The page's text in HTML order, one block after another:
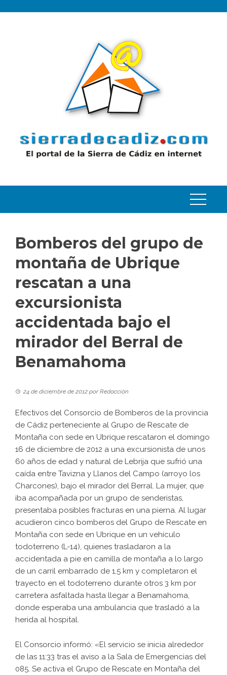
Bomberos del grupo de
montaña de Ubrique
rescatan a una
excursionista
accidentada bajo el
mirador del Berral de
Benamahoma
24 de diciembre de 2012 porRedacción
Efectivos del Consorcio de Bomberos de la provincia
de Cádiz perteneciente al Grupo de Rescate de
Montaña con sede en Ubrique rescataron el domingo
16 de diciembre de 2012 a una excursionista de unos
60 años de edad y natural de Lebrija que sufrió una
caída entre Tavizna y Llanos del Campo (arroyo los
Charcones), bajo el mirador del Berral. La mujer, que
iba acompañada por un grupo de senderistas,
presentaba posibles fracturas en una pierna. Al lugar
acudieron cinco bomberos del Grupo de Rescate en
Montaña con sede en Ubrique en un vehículo
todoterreno (L-14), quienes trasladaron a la
accidentada a pie en camilla de montaña a lo largo
de un carril embarrado de 1,5 km y completaron el
trayecto en el todoterreno durante otros 3 km por
carretera asfaltada hasta llegar a Benamahoma,
donde esperaba una ambulancia que trasladó a la
herida al hospital.
El Consorcio informó: «El servicio se inicia alrededor
de las 11:33 tras el aviso a la Sala de Emergencias del
085. Se activa el Grupo de Rescate en Montaña del